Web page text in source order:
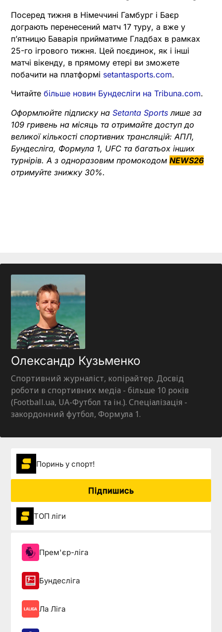
Посеред тижня в Німеччині Гамбург і Баєр
дограють перенесений матч 17 туру, а вже у
пʼятницю Баварія прийматиме Гладбах в рамках
25-го ігрового тижня. Цей поєдинок, як і інші
матчі вікенду, в прямому етері ви зможете
побачити на платформі setantasports.com.
Читайте більше новин Бундесліги на Tribuna.com.
Оформлюйте підписку на Setanta Sports лише за
109 гривень на місяць та отримайте доступ до
великої кількості спортивних трансляцій: АПЛ,
Бундесліга, Формула 1, UFC та багатьох інших
турнірів. А з одноразовим промокодом NEWS26
отримуйте знижку 30%.
Олександр Кузьменко
Спортивний журналіст, копірайтер. Досвід
роботи в спортивних медіа - більше 10 років
(Football.ua, UA-Футбол та ін.). Спеціалізація -
закордонний футбол, Формула 1.
Поринь у спорт!
Підпишись
ТОП ліги
Прем'єр-ліга
Бундесліга
Ла Ліга